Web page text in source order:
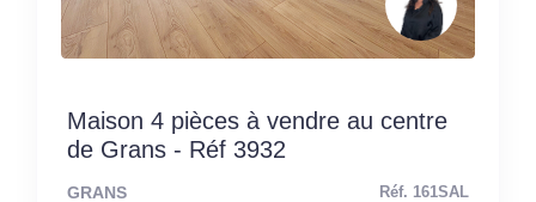
Maison 4 pièces à vendre au centre
de Grans - Réf 3932
GRANS Réf. 161SAL